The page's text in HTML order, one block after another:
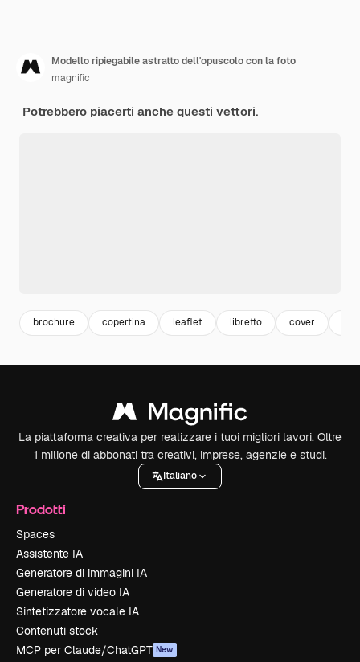
Modello ripiegabile astratto dell'opuscolo con la foto
magnific
Potrebbero piacerti anche questi vettori.
brochure copertina leaflet libretto cover
La piattaforma creativa per realizzare i tuoi migliori lavori. Oltre
1 milione di abbonati tra creativi, imprese, agenzie e studi.
Italiano
Prodotti
Spaces
Assistente IA
Generatore di immagini IA
Generatore di video IA
Sintetizzatore vocale IA
Contenuti stock
MCP per Claude/ChatGPT New